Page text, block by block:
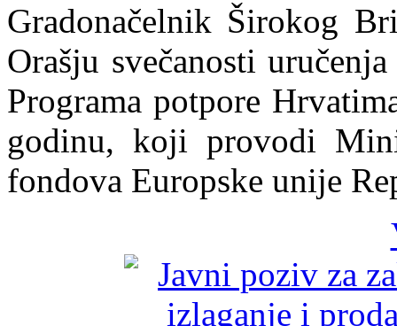
Gradonačelnik Širokog
Orašju svečanosti
Programa potpore
godinu, koji provodi
fondova Europske unije